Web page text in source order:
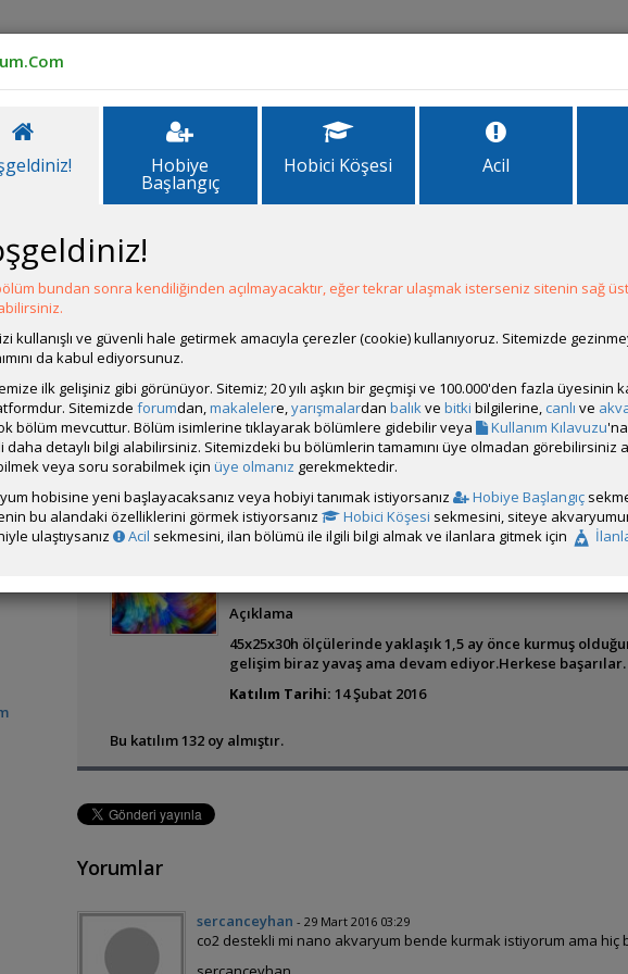
İlanlar Forum
Yarışması
monte carlo nano tank
Açıklama
45x25x30h ölçülerinde yaklaşık 1,5 ay önce kurmuş
gelişim biraz yavaş ama devam ediyor.Herkese başarılar.
Katılım Tarihi: 14 Şubat 2016
Bu katılım 132 oy almıştır.
Yorumlar
sercanceyhan - 29 Mart 2016 03:29
co2 destekli mi nano akvaryum bende kurmak istiyorum ama hiç
Hobiye
Başlangıç
Hobici Köşesi Acil
bundan sonra kendiliğinden açılmayacaktır, eğer tekrar ulaşmak isterseniz sitenin sağ
kullanışlı ve güvenli hale getirmek amacıyla çerezler (cookie) kullanıyoruz. Sitemizde
da kabul ediyorsunuz.
ilk gelişiniz gibi görünüyor. Sitemiz; 20 yılı aşkın bir geçmişi ve 100.000'den fazla üyesinin
Sitemizde forumdan,makalelere,yarışmalardan balıkve bitki bilgilerine, canlı ve
bölüm mevcuttur. Bölüm isimlerine tıklayarak bölümlere gidebilir veya
Kullanım Kılavuzu
daha detaylı bilgi alabilirsiniz. Sitemizdeki bu bölümlerin tamamını üye olmadan görebilirsiniz
veya soru sorabilmek için üye olmanız gerekmektedir.
hobisine yeni başlayacaksanız veya hobiyi tanımak istiyorsanız
Hobiye Başlangıç
bu alandaki özelliklerini görmek istiyorsanız
Hobici Köşesi sekmesini, siteye
ulaştıysanız
Acil sekmesini, ilan bölümü ile ilgili bilgi almak ve ilanlara gitmek için